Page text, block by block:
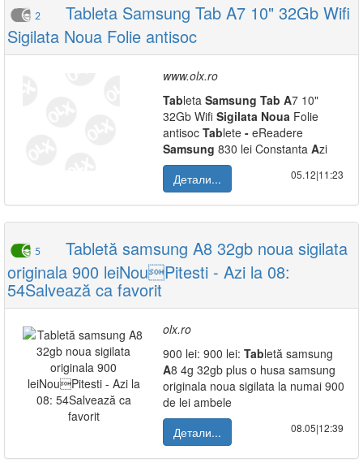
2
Tableta Samsung Tab A7 10" 32Gb Wifi
Sigilata Noua Folie antisoc
www.olx.ro
Tableta Samsung Tab A7 10"
32Gb Wifi Sigilata Noua Folie
antisoc Tablete - eReadere
Samsung 830 lei Constanta Azi
Детали...
05.12|11:23
5
Tabletă samsung A8 32gb noua sigilata
originala 900 leiNouPitesti - Azi la 08:
54Salvează ca favorit
olx.ro
900 lei: 900 lei: Tabletă samsung
A8 4g 32gb plus o husa samsung
originala noua sigilata la numai 900
de lei ambele
Детали...
08.05|12:39